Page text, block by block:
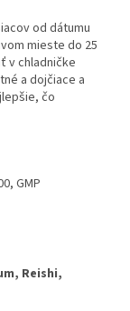
od dátumu
mieste do 25
v chladničke
a dojčiace a
čo
GMP
Reishi,